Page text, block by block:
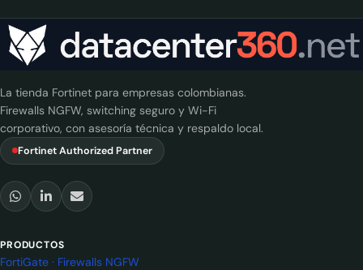
La tienda Fortinet para empresas colombianas.
Firewalls NGFW, switching seguro y Wi-Fi
corporativo, con asesoría técnica y respaldo local.
Fortinet Authorized Partner
PRODUCTOS
FortiGate · Firewalls NGFW